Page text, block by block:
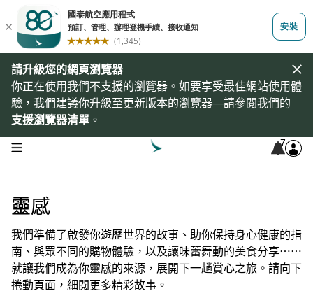
請升級您的網頁瀏覽器
你正在使用我們不支援的瀏覽器。如要享受最佳網站使用體
驗，我們建議你升級至更新版本的瀏覽器—請參閱我們的
支援瀏覽器清單 。
open navigation menu 7
靈感
我們準備了啟發你遊歷世界的故事、助你保持身心健康的指
南、與眾不同的購物體驗，以及讓味蕾舞動的美食分享⋯⋯
就讓我們成為你靈感的來源，展開下一趟賞心之旅。請向下
捲動頁面，細閱更多精彩故事。